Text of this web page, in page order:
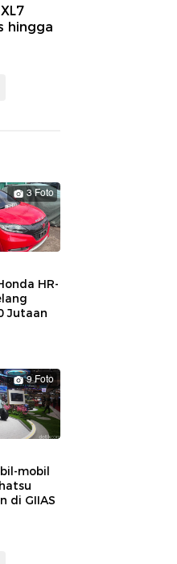
hingga
3 Foto
HR-
Jutaan
9 Foto
mobil
di GIIAS